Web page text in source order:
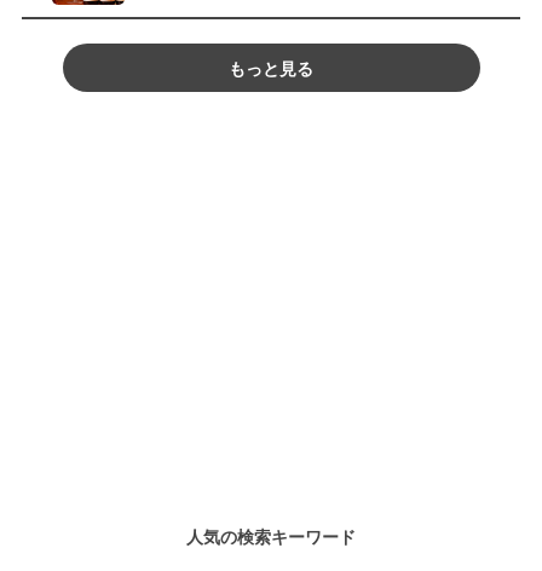
もっと見る
人気の検索キーワード